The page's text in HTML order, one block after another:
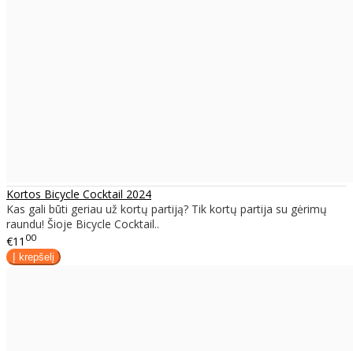
Kortos Bicycle Cocktail 2024
Kas gali būti geriau už kortų partiją? Tik kortų partija su gėrimų
raundu! Šioje Bicycle Cocktail..
€11 00